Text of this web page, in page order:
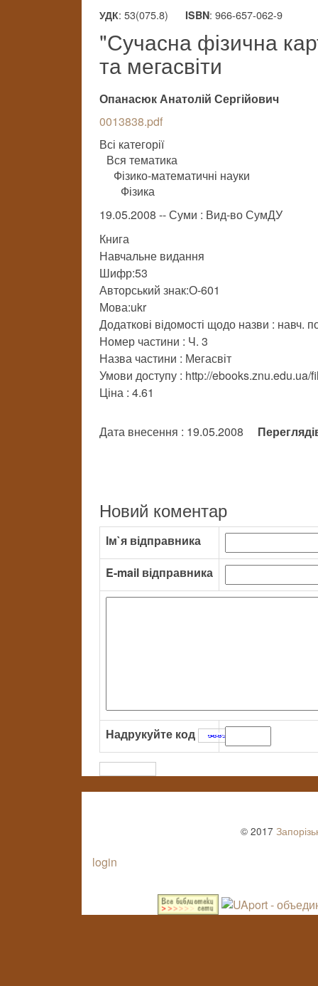
УДК: 53(075.8) ISBN: 966-657-062-9
"Сучасна фізична
та мегасвіти
Опанасюк Анатолій Сергійович
0013838.pdf
Всі категорії
Вся тематика
Фізико-математичні науки
Фізика
19.05.2008 -- Суми : Вид-во СумДУ
Книга
Навчальне видання
Шифр:53
Авторський знак:О-601
Мова:ukr
Додаткові відомості щодо назви : навч.
Номер частини : Ч. 3
Назва частини : Мегасвіт
Умови доступу : http://
Ціна : 4.61
Дата внесення : 19.05.2008
Новий коментар
Ім`я відправника
E-mail відправника
Надрукуйте код
© 2017
login